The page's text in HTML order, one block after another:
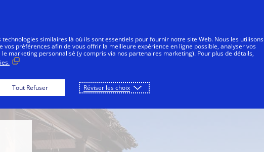
technologies similaires là où ils sont essentiels pour fournir notre site Web. Nous les utilisons
vos préférences afin de vous offrir la meilleure expérience en ligne possible, analyser vos
marketing personnalisé (y compris via nos partenaires marketing). Pour plus de détails,
Tout Refuser Réviser les choix